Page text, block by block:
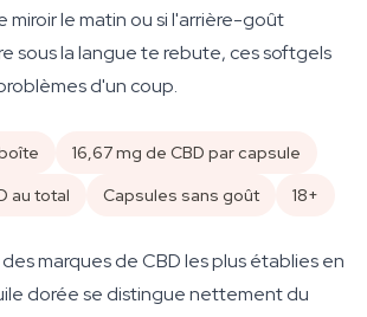
le matin ou si l'arrière-goût
sous la langue te rebute, ces softgels
d'un coup.
16,67 mg de CBD par capsule
au total
Capsules sans goût 18+
marques de CBD les plus établies en
dorée se distingue nettement du